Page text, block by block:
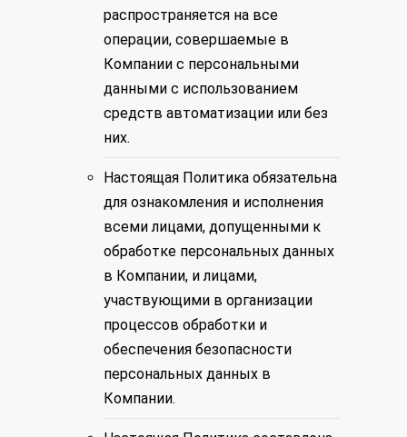
распространяется на все
операции, совершаемые в
Компании с персональными
данными с использованием
средств автоматизации или без
них.
Настоящая Политика обязательна
для ознакомления и исполнения
всеми лицами, допущенными к
обработке персональных данных
в Компании, и лицами,
участвующими в организации
процессов обработки и
обеспечения безопасности
персональных данных в
Компании.